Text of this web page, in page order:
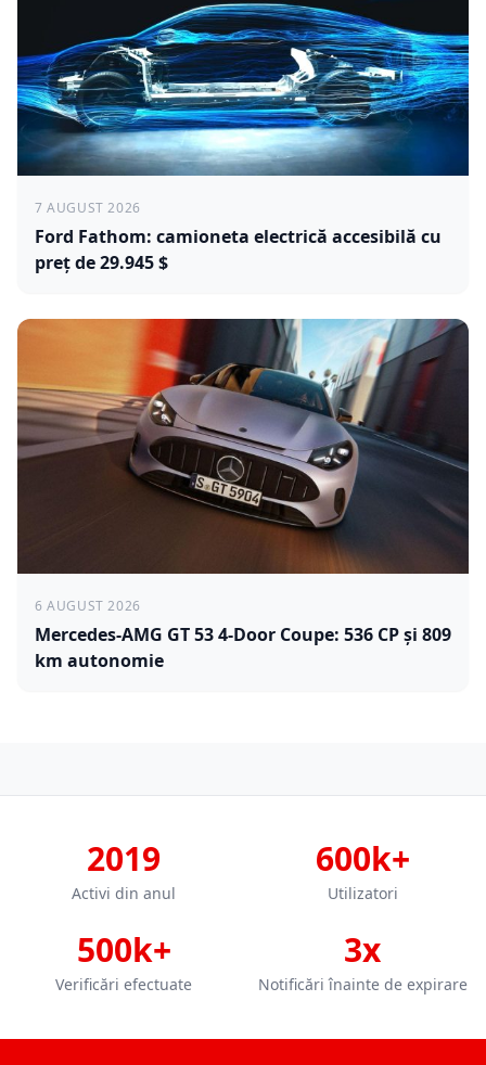
7 AUGUST 2026
Ford Fathom: camioneta electrică accesibilă cu
preț de 29.945 $
6 AUGUST 2026
Mercedes-AMG GT 53 4-Door Coupe: 536 CP și 809
km autonomie
2019
Activi din anul
600k+
Utilizatori
500k+
Verificări efectuate
3x
Notificări înainte de expirare